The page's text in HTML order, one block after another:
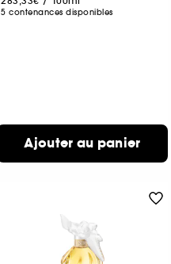
5 contenances disponibles
Ajouter au panier